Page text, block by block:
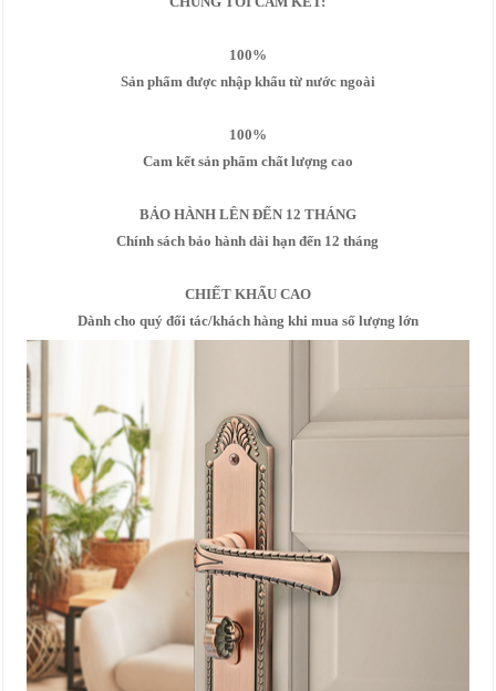
100%
Sản phẩm được nhập khẩu từ nước ngoài
100%
Cam kết sản phẩm chất lượng cao
BẢO HÀNH LÊN ĐẾN 12 THÁNG
Chính sách bảo hành dài hạn đến 12 tháng
CHIẾT KHẤU CAO
Dành cho quý đối tác/khách hàng khi mua số lượng lớn